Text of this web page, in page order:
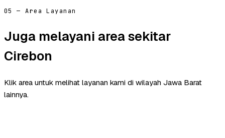
05 — Area Layanan
Juga melayani area sekitar
Cirebon
Klik area untuk melihat layanan kami di wilayah Jawa Barat
lainnya.